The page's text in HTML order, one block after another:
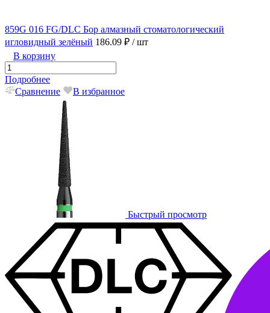
859G 016 FG/DLC Бор алмазный стоматологический
игловидный зелёный 186.09 ₽ / шт
В корзину
Подробнее
Сравнение
В избранное
Быстрый просмотр